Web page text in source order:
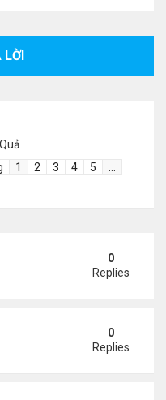
LỜI
1 2 3 4 5
Tips for Efficient
0
Replies
dân theo nơi sinh, mở
0
Replies